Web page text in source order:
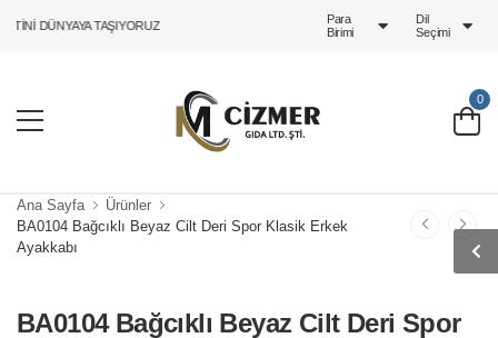
DÜNYAYA TAŞIYORUZ
Para
Birimi
Dil
Seçimi
0
Ana Sayfa
Ürünler
BA0104 Bağcıklı Beyaz Cilt Deri Spor Klasik Erkek
Ayakkabı
BA0104 Bağcıklı Beyaz Cilt Deri Spor